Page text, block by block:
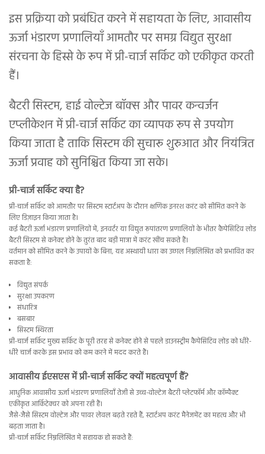
इस प्रक्रिया को प्रबंधित करने में सहायता के लिए, आवासीय
ऊर्जा भंडारण प्रणालियाँ आमतौर पर समग्र विद्युत सुरक्षा
संरचना के हिस्से के रूप में प्री-चार्ज सर्किट को एकीकृत करती
हैं।
बैटरी सिस्टम, हाई वोल्टेज बॉक्स और पावर कन्वर्जन
एप्लीकेशन में प्री-चार्ज सर्किट का व्यापक रूप से उपयोग
किया जाता है ताकि सिस्टम की सुचारू शुरुआत और नियंत्रित
ऊर्जा प्रवाह को सुनिश्चित किया जा सके।
प्री-चार्ज सर्किट क्या है?
प्री-चार्ज सर्किट को आमतौर पर सिस्टम स्टार्टअप के दौरान क्षणिक इनरश करंट को सीमित करने के
लिए डिज़ाइन किया जाता है।
कई बैटरी ऊर्जा भंडारण प्रणालियों में, इनवर्टर या विद्युत रूपांतरण प्रणालियों के भीतर कैपेसिटिव लोड
बैटरी सिस्टम से कनेक्ट होने के तुरंत बाद बड़ी मात्रा में करंट खींच सकते हैं।
वर्तमान को सीमित करने के उपायों के बिना, यह अस्थायी धारा का उछाल निम्नलिखित को प्रभावित कर
सकता है:
विद्युत संपर्क
सुरक्षा उपकरण
संधारित्र
बसबार
सिस्टम स्थिरता
प्री-चार्ज सर्किट मुख्य सर्किट के पूरी तरह से कनेक्ट होने से पहले डाउनस्ट्रीम कैपेसिटिव लोड को धीरे-
धीरे चार्ज करके इस प्रभाव को कम करने में मदद करते हैं।
आवासीय ईएसएस में प्री-चार्ज सर्किट क्यों महत्वपूर्ण हैं?
आधुनिक आवासीय ऊर्जा भंडारण प्रणालियाँ तेजी से उच्च-वोल्टेज बैटरी प्लेटफॉर्म और कॉम्पैक्ट
एकीकृत आर्किटेक्चर को अपना रही हैं।
जैसे-जैसे सिस्टम वोल्टेज और पावर लेवल बढ़ते रहते हैं, स्टार्टअप करंट मैनेजमेंट का महत्व और भी
बढ़ता जाता है।
प्री-चार्ज सर्किट निम्नलिखित में सहायक हो सकते हैं: